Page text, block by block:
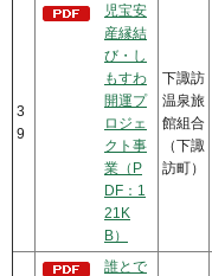
3
9
児宝安
産縁結
び・し
もすわ
開運プ
ロジェ
クト事
業（P
DF：1
21K
B）
下諏訪
温泉旅
館組合
（下諏
訪町）
誰とで